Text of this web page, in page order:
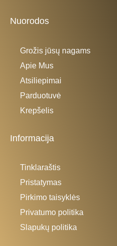
Nuorodos
Grožis jūsų nagams
Apie Mus
Atsiliepimai
Parduotuvė
Krepšelis
Informacija
Tinklaraštis
Pristatymas
Pirkimo taisyklės
Privatumo politika
Slapukų politika